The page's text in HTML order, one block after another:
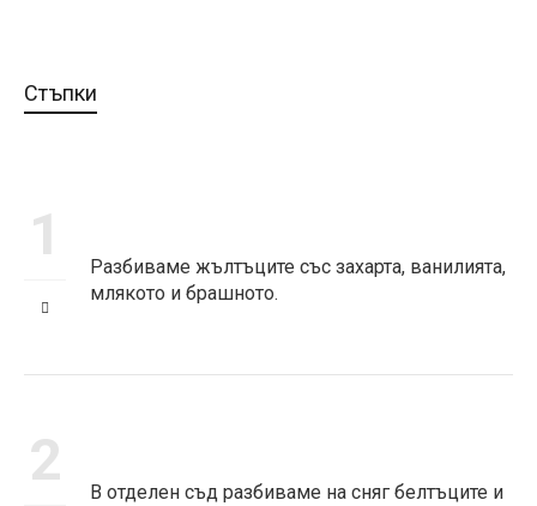
Стъпки
1
Разбиваме жълтъците със захарта, ванилията,
млякото и брашното.
2
В отделен съд разбиваме на сняг белтъците и